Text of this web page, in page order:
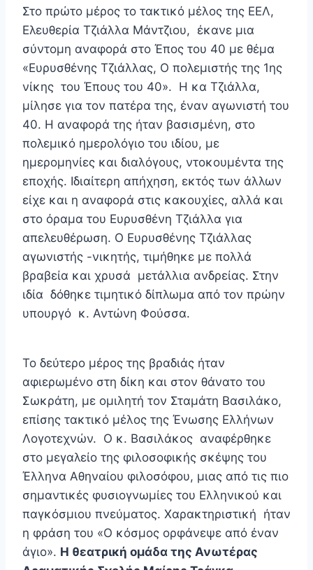
Στο πρώτο μέρος το τακτικό μέλος της ΕΕΛ,
Ελευθερία Τζιάλλα Μάντζιου, έκανε μια
σύντομη αναφορά στο Έπος του 40 με θέμα
«Ευρυσθένης Τζιάλλας, Ο πολεμιστής της 1ης
νίκης του Έπους του 40». Η κα Τζιάλλα,
μίλησε για τον πατέρα της, έναν αγωνιστή του
40. Η αναφορά της ήταν βασισμένη, στο
πολεμικό ημερολόγιο του ιδίου, με
ημερομηνίες και διαλόγους, ντοκουμέντα της
εποχής. Ιδιαίτερη απήχηση, εκτός των άλλων
είχε και η αναφορά στις κακουχίες, αλλά και
στο όραμα του Ευρυσθένη Τζιάλλα για
απελευθέρωση. Ο Ευρυσθένης Τζιάλλας
αγωνιστής -νικητής, τιμήθηκε με πολλά
βραβεία και χρυσά μετάλλια ανδρείας. Στην
ιδία δόθηκε τιμητικό δίπλωμα από τον πρώην
υπουργό κ. Αντώνη Φούσσα.
Το δεύτερο μέρος της βραδιάς ήταν
αφιερωμένο στη δίκη και στον θάνατο του
Σωκράτη, με ομιλητή τον Σταμάτη Βασιλάκο,
επίσης τακτικό μέλος της Ένωσης Ελλήνων
Λογοτεχνών. Ο κ. Βασιλάκος αναφέρθηκε
στο μεγαλείο της φιλοσοφικής σκέψης του
Έλληνα Αθηναίου φιλοσόφου, μιας από τις πιο
σημαντικές φυσιογνωμίες του Ελληνικού και
παγκόσμιου πνεύματος. Χαρακτηριστική ήταν
η φράση του «Ο κόσμος ορφάνεψε από έναν
άγιο». Η θεατρική ομάδα της Ανωτέρας